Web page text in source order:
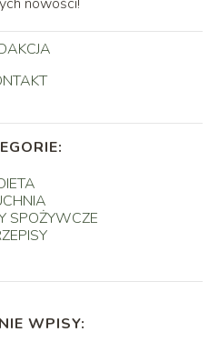
SPOŻYWCZE
WPISY: